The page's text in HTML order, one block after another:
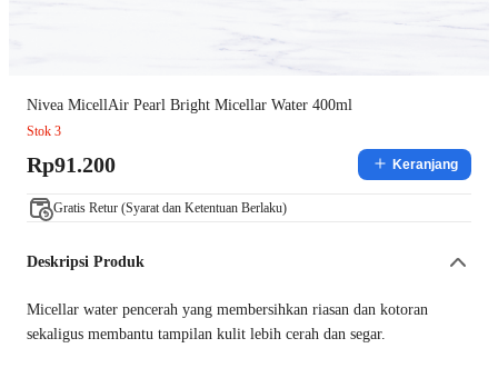
Nivea MicellAir Pearl Bright Micellar Water 400ml
Stok 3
Rp91.200 Keranjang
Gratis Retur (Syarat dan Ketentuan Berlaku)
Deskripsi Produk
Micellar water pencerah yang membersihkan riasan dan kotoran
sekaligus membantu tampilan kulit lebih cerah dan segar.